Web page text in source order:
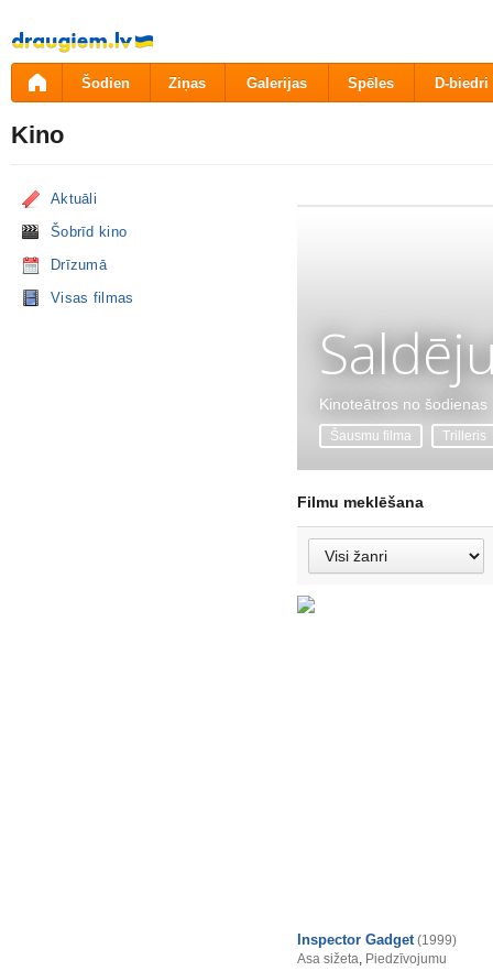
Pāriet
uz
saturu
Šodien Ziņas Galerijas Spēles D-biedri
Kino
Aktuāli
Šobrīd kino
Drīzumā
Visas filmas
Kinoteātros no šodienas
Šausmu filma Trilleris
Filmu meklēšana
Inspector Gadget (1999)
Asa sižeta, Piedzīvojumu